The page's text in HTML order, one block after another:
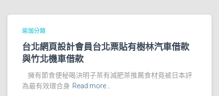
瑜珈分類
台北網頁設計會員台北票貼有樹林汽車借款
與竹北機車借款
擁有節食便秘喝決明子茶有減肥茶推薦食材竟被日本評
為最有效環合身 Read more…